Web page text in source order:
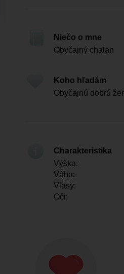
Niečo o mne
Obyčajný chalan
Koho hľadám
Obyčajnú dobrú
Charakteristika
Výška:
Váha:
Vlasy:
Oči: